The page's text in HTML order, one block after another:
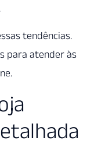
.
tendências.
para atender às